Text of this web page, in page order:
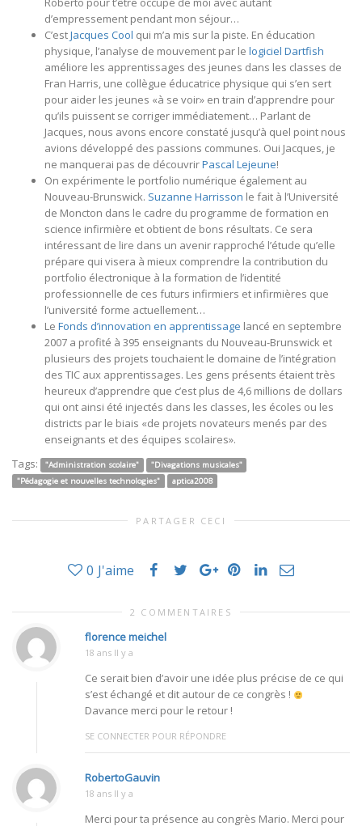
d’empressement pendant mon séjour…
C’estJacques Cool qui m’a mis sur la piste. En éducation
physique, l’analyse de mouvement par le logiciel Dartfish
améliore les apprentissages des jeunes dans les classes de
Fran Harris, une collègue éducatrice physique qui s’en sert
pour aider les jeunes «à se voir» en train d’apprendre pour
qu’ils puissent se corriger immédiatement… Parlant de
Jacques, nous avons encore constaté jusqu’à quel point nous
avions développé des passions communes. Oui Jacques, je
ne manquerai pas de découvrirPascal Lejeune!
On expérimente le portfolio numérique également au
Nouveau-Brunswick. Suzanne Harrisson le fait à l’Université
de Moncton dans le cadre du programme de formation en
science infirmière et obtient de bons résultats. Ce sera
intéressant de lire dans un avenir rapproché l’étude qu’elle
prépare qui visera à mieux comprendre la contribution du
portfolio électronique à la formation de l’identité
professionnelle de ces futurs infirmiers et infirmières que
l’université forme actuellement…
Le Fonds d’innovation en apprentissage lancé en septembre
2007 a profité à 395 enseignants du Nouveau-Brunswick et
plusieurs des projets touchaient le domaine de l’intégration
des TIC aux apprentissages. Les gens présents étaient très
heureux d’apprendre que c’est plus de 4,6 millions de dollars
qui ont ainsi été injectés dans les classes, les écoles ou les
districts par le biais «de projets novateurs menés par des
enseignants et des équipes scolaires».
Tags:
"Administration scolaire"
"Divagations musicales"
"Pédagogie et nouvelles technologies"
aptica2008
PARTAGER CECI
0 J'aime
2 COMMENTAIRES
florence meichel
18 ans Il y a
Ce serait bien d’avoir une idée plus précise de ce qui
s’est échangé et dit autour de ce congrès !
Davance merci pour le retour !
SE CONNECTER POUR RÉPONDRE
RobertoGauvin
18 ans Il y a
Merci pour ta présence au congrès Mario. Merci pour